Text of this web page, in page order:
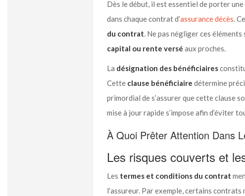
Dès le début, il est essentiel de porter
dans chaque contrat d’assurance décès.
du contrat. Ne pas négliger ces éléments
capital ou rente versé aux proches.
La désignation des bénéficiaires
Cette clause bénéficiaire détermine
primordial de s’assurer que cette clause
mise à jour rapide s’impose afin d’éviter
À Quoi Prêter Attention Dans
Les risques couverts et
Les termes et conditions du contrat
l’assureur. Par exemple, certains contrats